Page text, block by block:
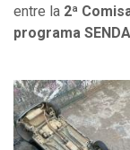
entre la 2ª
programa